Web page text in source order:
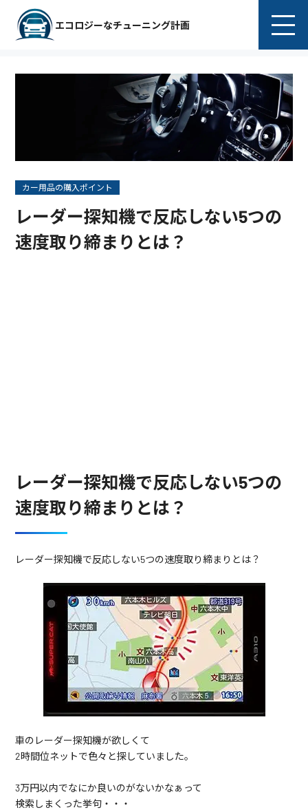
エコロジーなチューニング計画
レーダー探知機で反応しない5つの
速度取り締まりとは？
カー用品の購入ポイント
レーダー探知機で反応しない5つの
速度取り締まりとは？
レーダー探知機で反応しない5つの速度取り締まりとは？
車のレーダー探知機が欲しくて
2時間位ネットで色々と探していました。
3万円以内でなにか良いのがないかなぁって
検索しまくった挙句・・・